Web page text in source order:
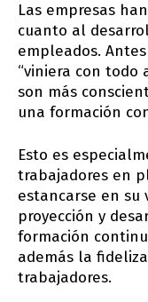
Las empresas
cuanto al
empleados.
“viniera con todo
son más
una formación
Esto es
trabajadores en
estancarse en su
proyección y
formación
además la
trabajadores.